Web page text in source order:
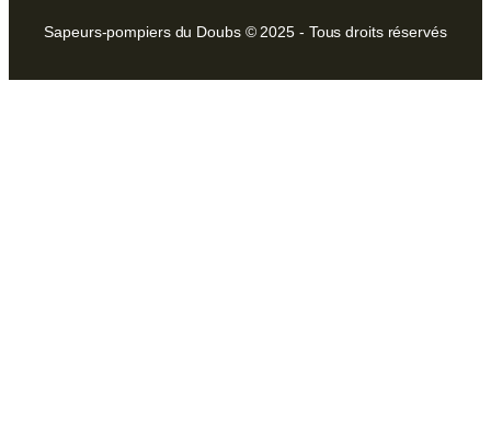
Sapeurs-pompiers du Doubs © 2025 - Tous droits réservés